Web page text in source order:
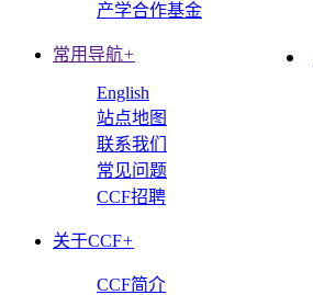
产学合作基金
常用导航+
English
站点地图
联系我们
常见问题
CCF招聘
关于CCF+
CCF简介